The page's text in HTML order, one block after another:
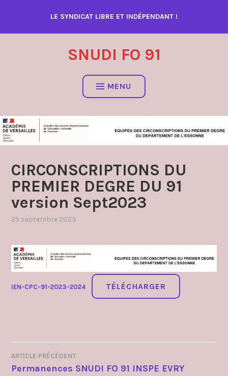
contenu
LE SYNDICAT LIBRE ET INDÉPENDANT !
SNUDI FO 91
MENU
CIRCONSCRIPTIONS DU
PREMIER DEGRE DU 91
version Sept2023
25 septembre 2023
circonscriptions
liens
utiles
IEN-CPC-91-2023-2024 TÉLÉCHARGER
NAVIGATION
ARTICLE PRÉCÉDENT
Permanences SNUDI FO 91 INSPE EVRY